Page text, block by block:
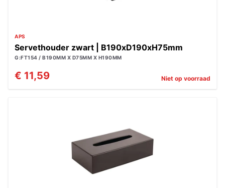
APS
Servethouder zwart | B190xD190xH75mm
G:FT154 / B190MM X D75MM X H190MM
€ 11,59 Niet op voorraad